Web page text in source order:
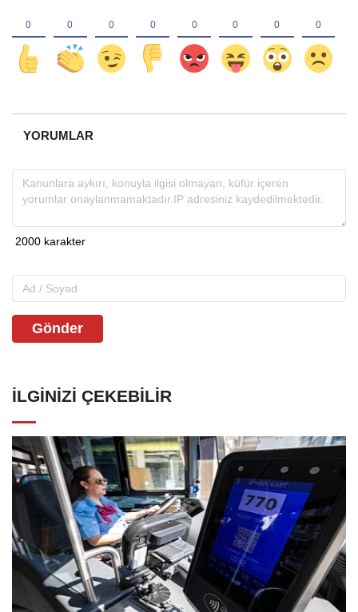
YORUMLAR
Gönder
İLGINIZI ÇEKEBILIR